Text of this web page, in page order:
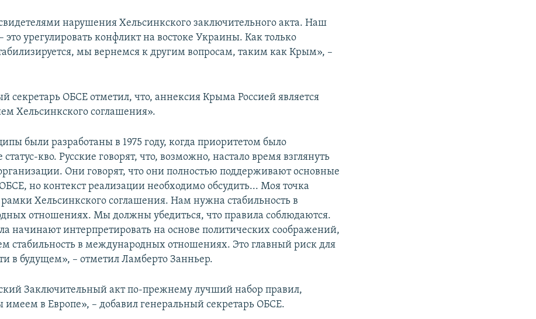
нарушения Хельсинкского заключительного акта. Наш
это урегулировать конфликт на востоке Украины. Как только
мы вернемся к другим вопросам, таким как Крым», –
секретарь ОБСЕ отметил, что, аннексия Крыма Россией является
Хельсинкского соглашения».
были разработаны в 1975 году, когда приоритетом было
кво. Русские говорят, что, возможно, настало время взглянуть
Они говорят, что они полностью поддерживают основные
но контекст реализации необходимо обсудить... Моя точка
Хельсинкского соглашения. Нам нужна стабильность в
отношениях. Мы должны убедиться, что правила соблюдаются.
начинают интерпретировать на основе политических соображений,
стабильность в международных отношениях. Это главный риск для
в будущем», – отметил Ламберто Занньер.
Заключительный акт по-прежнему лучший набор правил,
в Европе», – добавил генеральный секретарь ОБСЕ.